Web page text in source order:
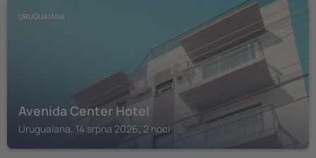
URUGUAIANA
Avenida Center Hotel
Uruguaiana, 14 srpna 2026, 2 noci